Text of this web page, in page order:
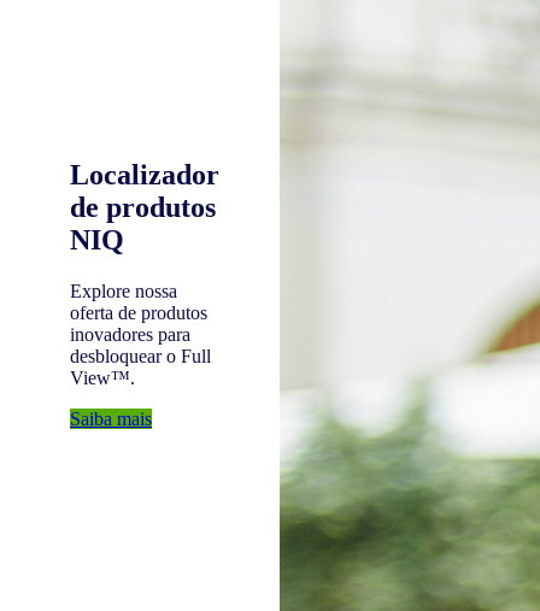
Localizador
de produtos
NIQ
Explore nossa
oferta de produtos
inovadores para
desbloquear o Full
View™.
Saiba mais